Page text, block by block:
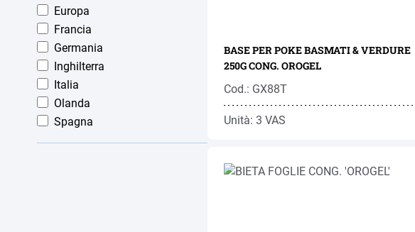
Europa
Francia
Germania
Inghilterra
Italia
Olanda
Spagna
BASE PER POKE BASMATI & VERDURE
250G CONG. OROGEL
Cod.: GX88T
Unità: 3 VAS